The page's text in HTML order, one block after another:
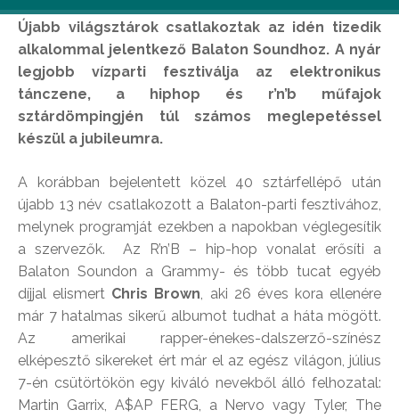
Újabb világsztárok csatlakoztak az idén tizedik
alkalommal jelentkező Balaton Soundhoz. A nyár
legjobb vízparti fesztiválja az elektronikus
tánczene, a hiphop és r’n’b műfajok
sztárdömpingjén túl számos meglepetéssel
készül a jubileumra.
A korábban bejelentett közel 40 sztárfellépő után
újabb 13 név csatlakozott a Balaton-parti fesztivához,
melynek programját ezekben a napokban véglegesítik
a szervezők. Az R’n’B – hip-hop vonalat erősíti a
Balaton Soundon a Grammy- és több tucat egyéb
díjjal elismert Chris Brown, aki 26 éves kora ellenére
már 7 hatalmas sikerű albumot tudhat a háta mögött.
Az amerikai rapper-énekes-dalszerző-színész
elképesztő sikereket ért már el az egész világon, július
7-én csütörtökön egy kiváló nevekből álló felhozatal:
Martin Garrix, A$AP FERG, a Nervo vagy Tyler, The